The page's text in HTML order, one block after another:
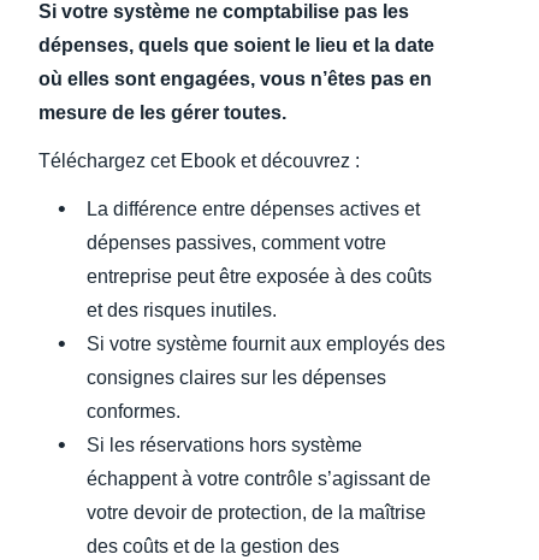
Si votre système ne comptabilise pas les
dépenses, quels que soient le lieu et la date
où elles sont engagées, vous n’êtes pas en
mesure de les gérer toutes.
Téléchargez cet Ebook et découvrez :
La différence entre dépenses actives et
dépenses passives, comment votre
entreprise peut être exposée à des coûts
et des risques inutiles.
Si votre système fournit aux employés des
consignes claires sur les dépenses
conformes.
Si les réservations hors système
échappent à votre contrôle s’agissant de
votre devoir de protection, de la maîtrise
des coûts et de la gestion des